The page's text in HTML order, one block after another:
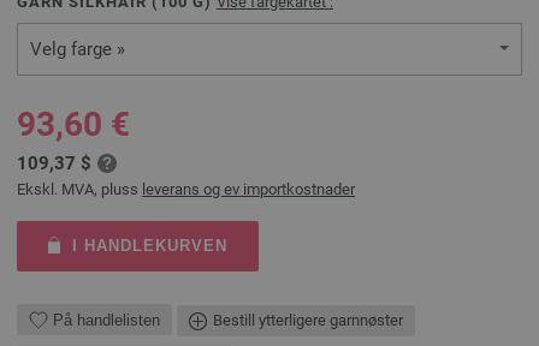
Velg farge »
93,60 €
109,37 $
Ekskl. MVA, pluss leverans og ev importkostnader
I HANDLEKURVEN
På handlelisten Bestill ytterligere garnnøster